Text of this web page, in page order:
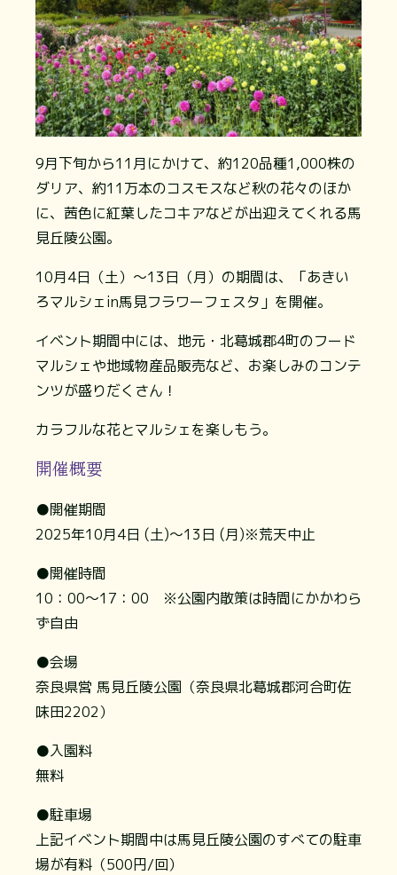
9月下旬から11月にかけて、約120品種1,000株の
ダリア、約11万本のコスモスなど秋の花々のほか
に、茜色に紅葉したコキアなどが出迎えてくれる馬
見丘陵公園。
10月4日（土）～13日（月）の期間は、「あきい
ろマルシェin馬見フラワーフェスタ」を開催。
イベント期間中には、地元・北葛城郡4町のフード
マルシェや地域物産品販売など、お楽しみのコンテ
ンツが盛りだくさん！
カラフルな花とマルシェを楽しもう。
開催概要
●開催期間
2025年10月4日 (土)～13日 (月)※荒天中止
●開催時間
10：00～17：00 ※公園内散策は時間にかかわら
ず自由
●会場
奈良県営 馬見丘陵公園（奈良県北葛城郡河合町佐
味田2202）
●入園料
無料
●駐車場
上記イベント期間中は馬見丘陵公園のすべての駐車
場が有料（500円/回）